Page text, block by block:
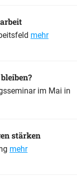
mehr
im Mai in
stärken
mehr